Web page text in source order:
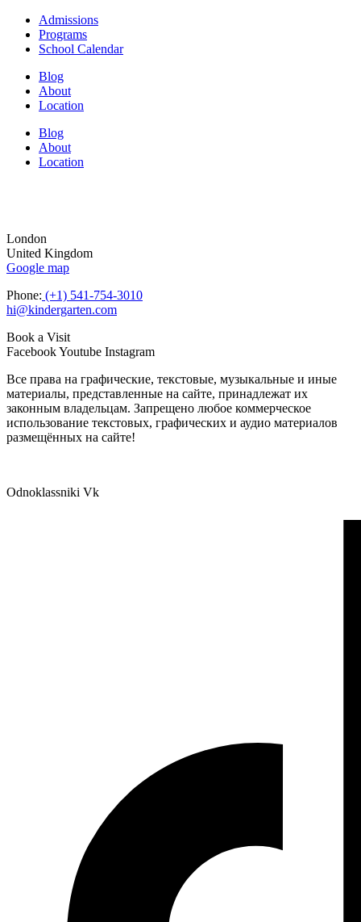
Admissions
Programs
School Calendar
Blog
About
Location
Blog
About
Location
London
United Kingdom
Google map
Phone: (+1) 541-754-3010
hi@kindergarten.com
Book a Visit
FacebookYoutube Instagram
Все права на графические, текстовые, музыкальные и иные
материалы, представленные на сайте, принадлежат их
законным владельцам. Запрещено любое коммерческое
использование текстовых, графических и аудио материалов
размещённых на сайте!
Odnoklassniki Vk